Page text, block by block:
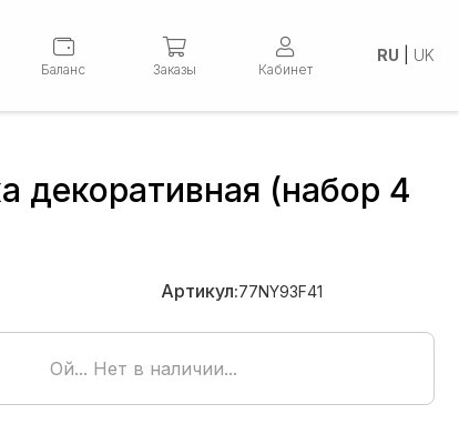
Баланс Заказы Кабинет
RU UK
декоративная (набор 4
Артикул:77NY93F41
Ой... Нет в наличии...